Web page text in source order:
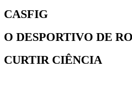
CASFIG
O DESPORTIVO DE
CURTIR CIÊNCIA